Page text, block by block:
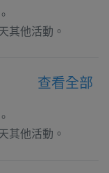
其他活動。
查看全部
其他活動。